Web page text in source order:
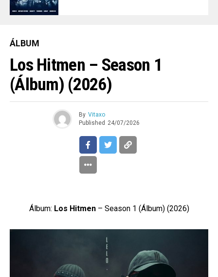
ÁLBUM
Los Hitmen – Season 1
(Álbum) (2026)
By Vitaxo
Published 24/07/2026
Álbum: Los Hitmen– Season 1 (Álbum) (2026)